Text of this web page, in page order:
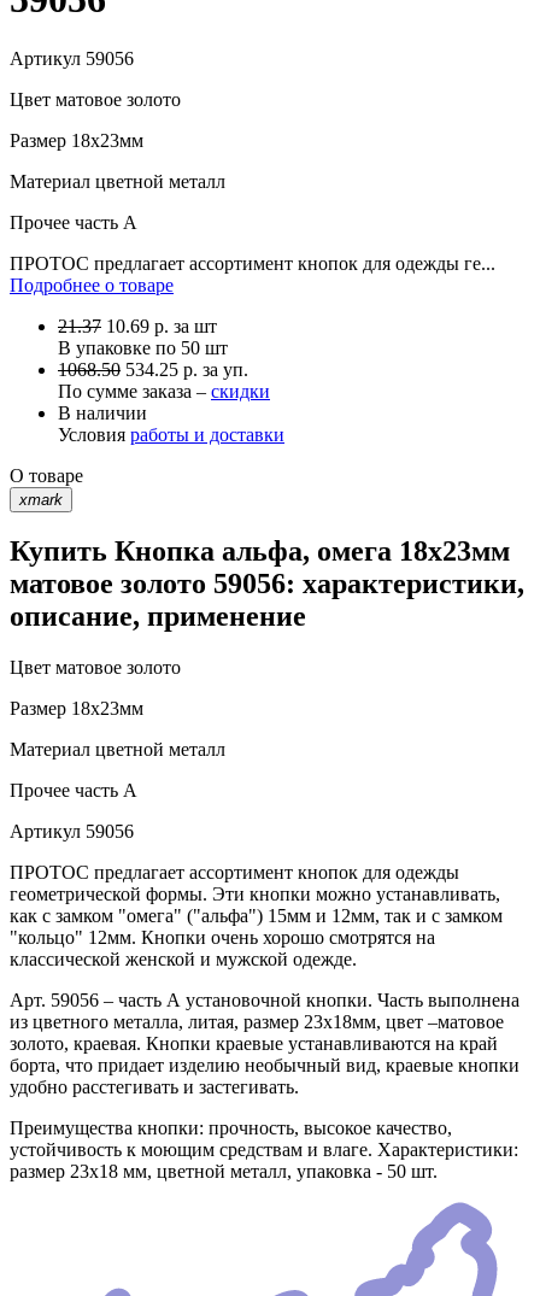
Артикул 59056
Цвет матовое золото
Размер 18х23мм
Материал цветной металл
Прочее часть A
ПРОТОС предлагает ассортимент кнопок для одежды ге...
Подробнее о товаре
21.37 10.69 р. за шт
В упаковке по 50 шт
1068.50 534.25 р. за уп.
По сумме заказа – скидки
В наличии
Условия работы и доставки
О товаре
xmark
Купить Кнопка альфа, омега 18х23мм
матовое золото 59056: характеристики,
описание, применение
Цвет матовое золото
Размер 18х23мм
Материал цветной металл
Прочее часть A
Артикул 59056
ПРОТОС предлагает ассортимент кнопок для одежды
геометрической формы. Эти кнопки можно устанавливать,
как с замком "омега" ("альфа") 15мм и 12мм, так и с замком
"кольцо" 12мм. Кнопки очень хорошо смотрятся на
классической женской и мужской одежде.
Арт. 59056 – часть А установочной кнопки. Часть выполнена
из цветного металла, литая, размер 23х18мм, цвет –матовое
золото, краевая. Кнопки краевые устанавливаются на край
борта, что придает изделию необычный вид, краевые кнопки
удобно расстегивать и застегивать.
Преимущества кнопки: прочность, высокое качество,
устойчивость к моющим средствам и влаге. Характеристики:
размер 23х18 мм, цветной металл, упаковка - 50 шт.